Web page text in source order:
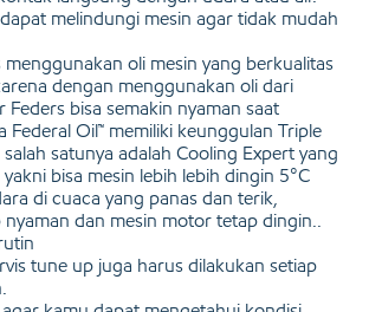
melindungi mesin agar tidak mudah
menggunakan oli mesin yang berkualitas
dengan menggunakan oli dari
Feders bisa semakin nyaman saat
Federal Oil™ memiliki keunggulan Triple
satunya adalah Cooling Expert yang
bisa mesin lebih lebih dingin 5°C
di cuaca yang panas dan terik,
dan mesin motor tetap dingin..
tune up juga harus dilakukan setiap